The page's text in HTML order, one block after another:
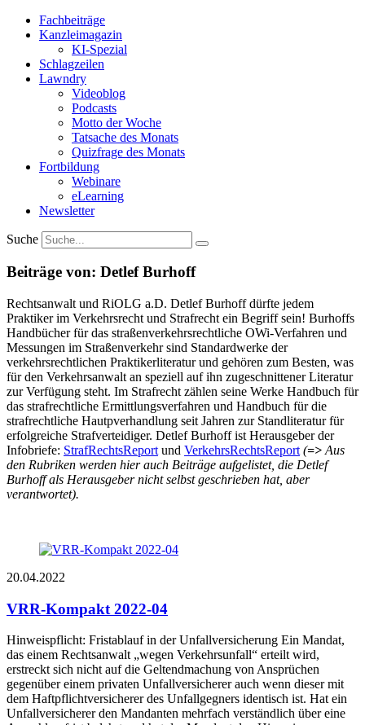
Fachbeiträge
Kanzleimagazin
KI-Spezial
Schlagzeilen
Lawndry
Videoblog
Podcasts
Motto der Woche
Tatsache des Monats
Quizfrage des Monats
Fortbildung
Webinare
eLearning
Newsletter
Suche
Beiträge von: Detlef Burhoff
Rechtsanwalt und RiOLG a.D. Detlef Burhoff dürfte jedem
Praktiker im Verkehrsrecht und Strafrecht ein Begriff sein! Burhoffs
Handbücher für das straßenverkehrsrechtliche OWi-Verfahren und
Messungen im Straßenverkehr sind Standardwerke der
verkehrsrechtlichen Praktikerliteratur und gehören zum Besten, was
für den Verkehrsanwalt an speziell auf ihn zugeschnittener Literatur
zur Verfügung steht. Im Strafrecht zählen seine Werke Handbuch für
das strafrechtliche Ermittlungsverfahren und Handbuch für die
strafrechtliche Hautpverhandlung seit Jahren zur Standliteratur für
erfolgreiche Strafverteidiger. Detlef Burhoff ist Herausgeber der
Infobriefe: StrafRechtsReport und VerkehrsRechtsReport (=> Aus
den Rubriken werden hier auch Beiträge aufgelistet, die Detlef
Burhoff als Herausgeber nicht selbst geschrieben hat, aber
verantwortet).
20.04.2022
VRR-Kompakt 2022-04
Hinweispflicht: Fristablauf in der Unfallversicherung Ein Mandat,
das einem Rechtsanwalt „wegen Verkehrsunfall“ erteilt wird,
erstreckt sich nicht auf die Geltendmachung von Ansprüchen
gegenüber einem privaten Unfallversicherer auch wenn dieser mit
dem Haftpflichtversicherer des Unfallgegners identisch ist. Hat ein
Unfallversicherer den Mandanten mehrfach verständlich über eine